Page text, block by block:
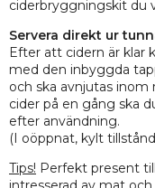
ciderbryggningskit du
Servera direkt ur
Efter att cidern är klar
med den inbyggda
och ska avnjutas inom
cider på en gång ska
efter användning.
(I oöppnat, kylt
Tips! Perfekt present